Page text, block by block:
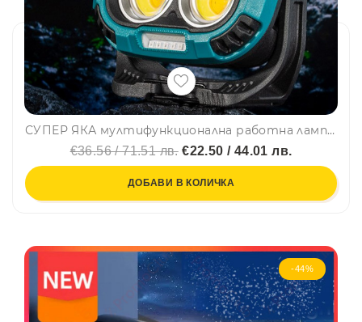
СУПЕР ЯКА мултифункционална работна лампа с няколко режима на работа W891-1
€36.56 / 71.51 лв.€22.50 / 44.01 лв.
ДОБАВИ В КОЛИЧКА
-44%